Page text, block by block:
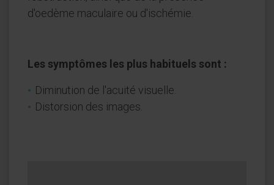
d'oedème maculaire ou d'ischémie.
Les symptômes les plus habituels sont :
Diminution de l'acuité visuelle.
Distorsion des images.